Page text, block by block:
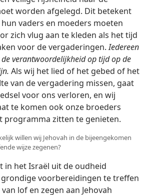
worden afgelegd. Dit betekent
vaders en moeders moeten
zich vlug aan te kleden als het tijd
voor de vergaderingen.Iedereen
verantwoordelijkheid op tijd op de
Als wij het lied of het gebed of het
van de vergadering missen, gaat
voor ons verloren, en wij
te komen ook onze broeders
programma zitten te genieten.
willen wij Jehovah in de bijeengekomen
wijze zegenen?
in het Israël uit de oudheid
voorbereidingen te treffen
lof en zegen aan Jehovah